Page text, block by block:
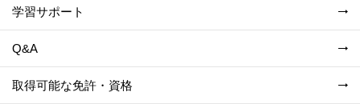
学習サポート
Q&A
取得可能な免許・資格